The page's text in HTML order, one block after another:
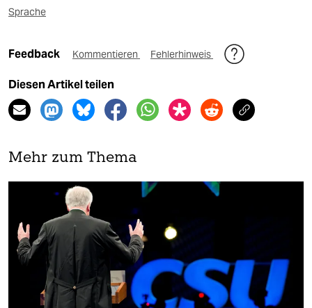
Sprache
Feedback Kommentieren Fehlerhinweis
Diesen Artikel teilen
Mehr zum Thema